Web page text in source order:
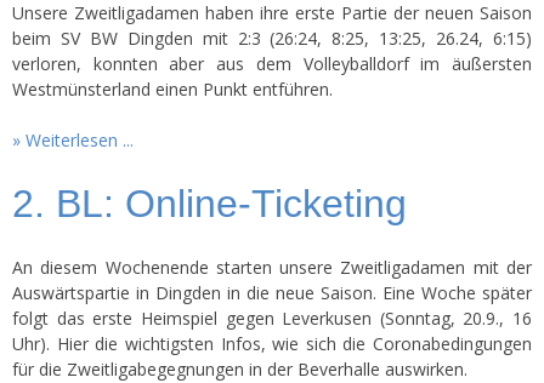
Unsere Zweitligadamen haben ihre erste Partie der neuen Saison
beim SV BW Dingden mit 2:3 (26:24, 8:25, 13:25, 26.24, 6:15)
verloren, konnten aber aus dem Volleyballdorf im äußersten
Westmünsterland einen Punkt entführen.
Weiterlesen ...
2. BL: Online-Ticketing
An diesem Wochenende starten unsere Zweitligadamen mit der
Auswärtspartie in Dingden in die neue Saison. Eine Woche später
folgt das erste Heimspiel gegen Leverkusen (Sonntag, 20.9., 16
Uhr). Hier die wichtigsten Infos, wie sich die Coronabedingungen
für die Zweitligabegegnungen in der Beverhalle auswirken.